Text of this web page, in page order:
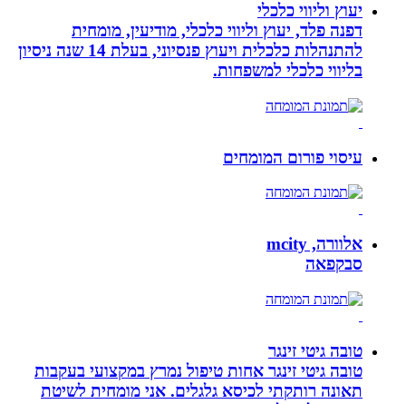
יעוץ וליווי כלכלי
דפנה פלד, יעוץ וליווי כלכלי, מודיעין, מומחית
להתנהלות כלכלית ויעוץ פנסיוני, בעלת 14 שנה ניסיון
בליווי כלכלי למשפחות.
עיסוי פורום המומחים
אלוורה, mcity
סבקפאה
טובה גיטי זינגר
טובה גיטי זינגר אחות טיפול נמרץ במקצועי בעקבות
תאונה רותקתי לכיסא גלגלים. אני מומחית לשיטת